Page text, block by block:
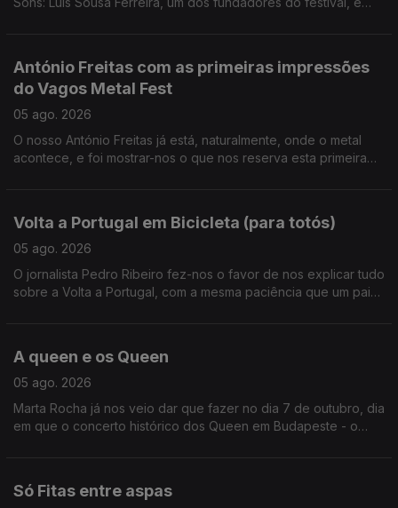
António Freitas com as primeiras impressões
do Vagos Metal Fest
05 ago. 2026
O nosso António Freitas já está, naturalmente, onde o metal
acontece, e foi mostrar-nos o que nos reserva esta primeira
Volta a Portugal em Bicicleta (para totós)
05 ago. 2026
O jornalista Pedro Ribeiro fez-nos o favor de nos explicar tudo
sobre a Volta a Portugal, com a mesma paciência que um pai
A queen e os Queen
05 ago. 2026
Marta Rocha já nos veio dar que fazer no dia 7 de outubro, dia
em que o concerto histórico dos Queen em Budapeste - o
Só Fitas entre aspas